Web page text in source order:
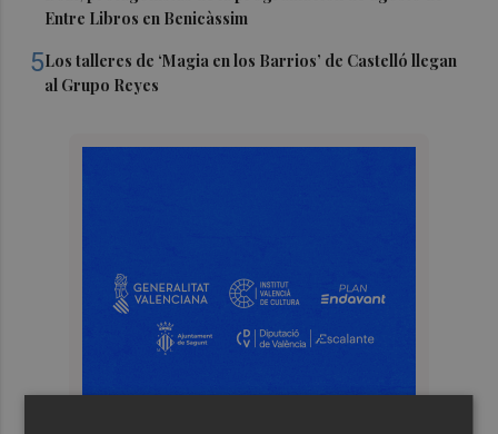
Entre Libros en Benicàssim
5Los talleres de ‘Magia en los Barrios’ de Castelló llegan
al Grupo Reyes